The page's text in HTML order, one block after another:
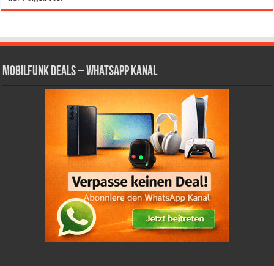
Mobilfunk Deals – WhatsApp Kanal